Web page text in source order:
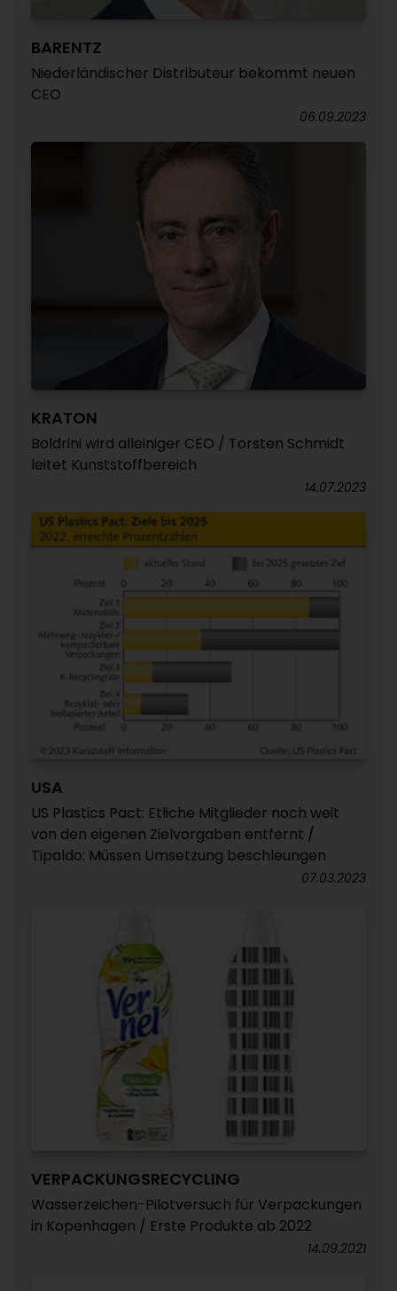
BARENTZ
Niederländischer Distributeur bekommt neuen
CEO
06.09.2023
KRATON
Boldrini wird alleiniger CEO / Torsten Schmidt
leitet Kunststoffbereich
14.07.2023
USA
US Plastics Pact: Etliche Mitglieder noch weit
von den eigenen Zielvorgaben entfernt /
Tipaldo: Müssen Umsetzung beschleungen
07.03.2023
VERPACKUNGSRECYCLING
Wasserzeichen-Pilotversuch für Verpackungen
in Kopenhagen / Erste Produkte ab 2022
14.09.2021